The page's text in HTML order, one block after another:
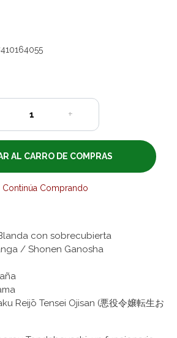
+
Comprando
con sobrecubierta
/ Shonen Ganosha
Reijō Tensei Ojisan (悪役令嬢転生お